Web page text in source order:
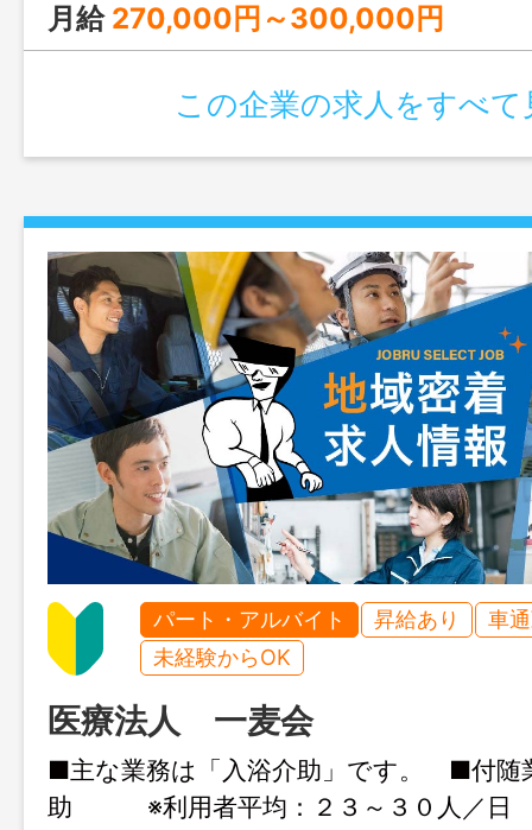
月給 270,000円～300,000円
この企業の求人をすべて
パート・アルバイト 昇給あり
車
未経験からOK
医療法人 一麦会
■主な業務は「入浴介助」です。 ■付随
助 ※利用者平均：２３～３０人／日